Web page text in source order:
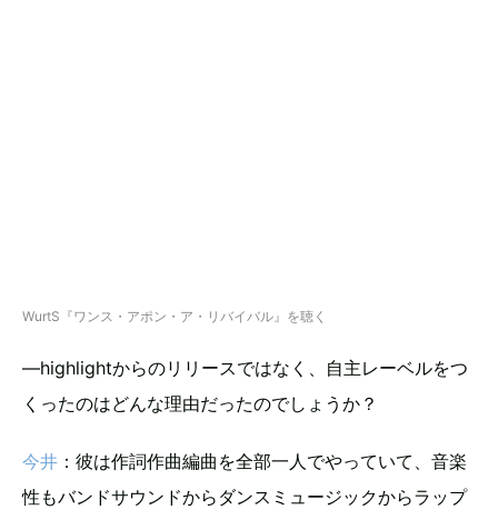
WurtS『ワンス・アポン・ア・リバイバル』を聴く
―highlightからのリリースではなく、自主レーベルをつ
くったのはどんな理由だったのでしょうか？
今井 ：彼は作詞作曲編曲を全部一人でやっていて、音楽
性もバンドサウンドからダンスミュージックからラップ